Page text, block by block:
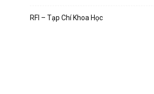
RFI – Tạp Chí Khoa Học